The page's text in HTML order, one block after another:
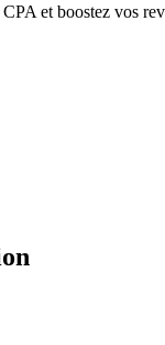
et boostez vos